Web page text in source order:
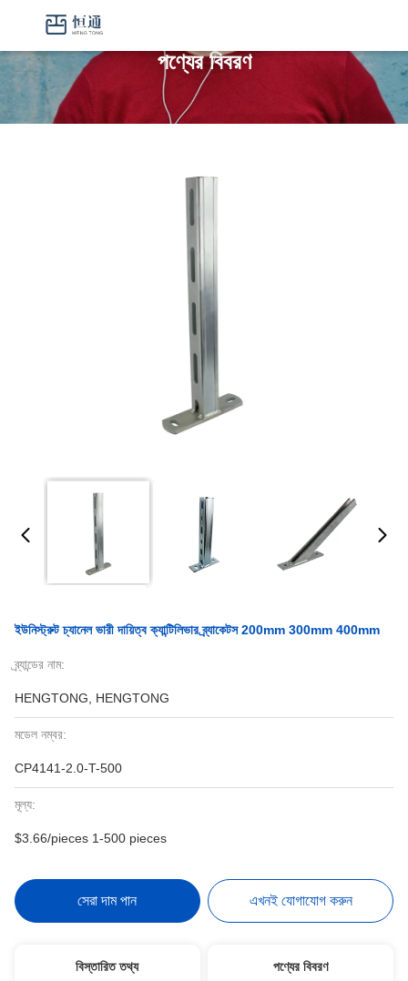
পণ্যের বিবরণ
ইউনিস্ট্রুট চ্যানেল ভারী দায়িত্ব ক্যান্টিলিভার ব্র্যাকেটস 200mm 300mm 400mm
ব্র্যান্ডের নাম:
HENGTONG, HENGTONG
মডেল নম্বর:
CP4141-2.0-T-500
মূল্য:
$3.66/pieces 1-500 pieces
সেরা দাম পান এখনই যোগাযোগ করুন
বিস্তারিত তথ্য পণ্যের বিবরণ